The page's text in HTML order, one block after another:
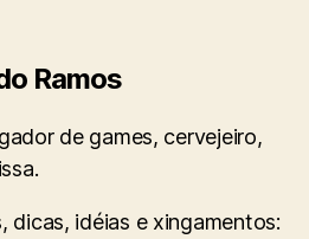
Ramos
de games, cervejeiro,
dicas, idéias e xingamentos: